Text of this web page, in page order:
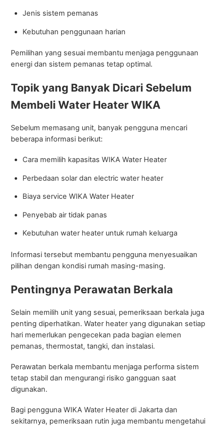
Jenis sistem pemanas
Kebutuhan penggunaan harian
Pemilihan yang sesuai membantu menjaga penggunaan
energi dan sistem pemanas tetap optimal.
Topik yang Banyak Dicari Sebelum
Membeli Water Heater WIKA
Sebelum memasang unit, banyak pengguna mencari
beberapa informasi berikut:
Cara memilih kapasitas WIKA Water Heater
Perbedaan solar dan electric water heater
Biaya service WIKA Water Heater
Penyebab air tidak panas
Kebutuhan water heater untuk rumah keluarga
Informasi tersebut membantu pengguna menyesuaikan
pilihan dengan kondisi rumah masing-masing.
Pentingnya Perawatan Berkala
Selain memilih unit yang sesuai, pemeriksaan berkala juga
penting diperhatikan. Water heater yang digunakan setiap
hari memerlukan pengecekan pada bagian elemen
pemanas, thermostat, tangki, dan instalasi.
Perawatan berkala membantu menjaga performa sistem
tetap stabil dan mengurangi risiko gangguan saat
digunakan.
Bagi pengguna WIKA Water Heater di Jakarta dan
sekitarnya, pemeriksaan rutin juga membantu mengetahui